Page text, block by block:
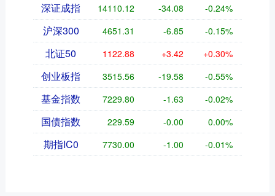
深证成指 14110.12 -34.08 -0.24%
沪深300 4651.31 -6.85 -0.15%
北证50 1122.88 +3.42 +0.30%
创业板指 3515.56 -19.58 -0.55%
基金指数 7229.80 -1.63 -0.02%
国债指数 229.59 -0.00 0.00%
期指IC0 7730.00 -1.00 -0.01%